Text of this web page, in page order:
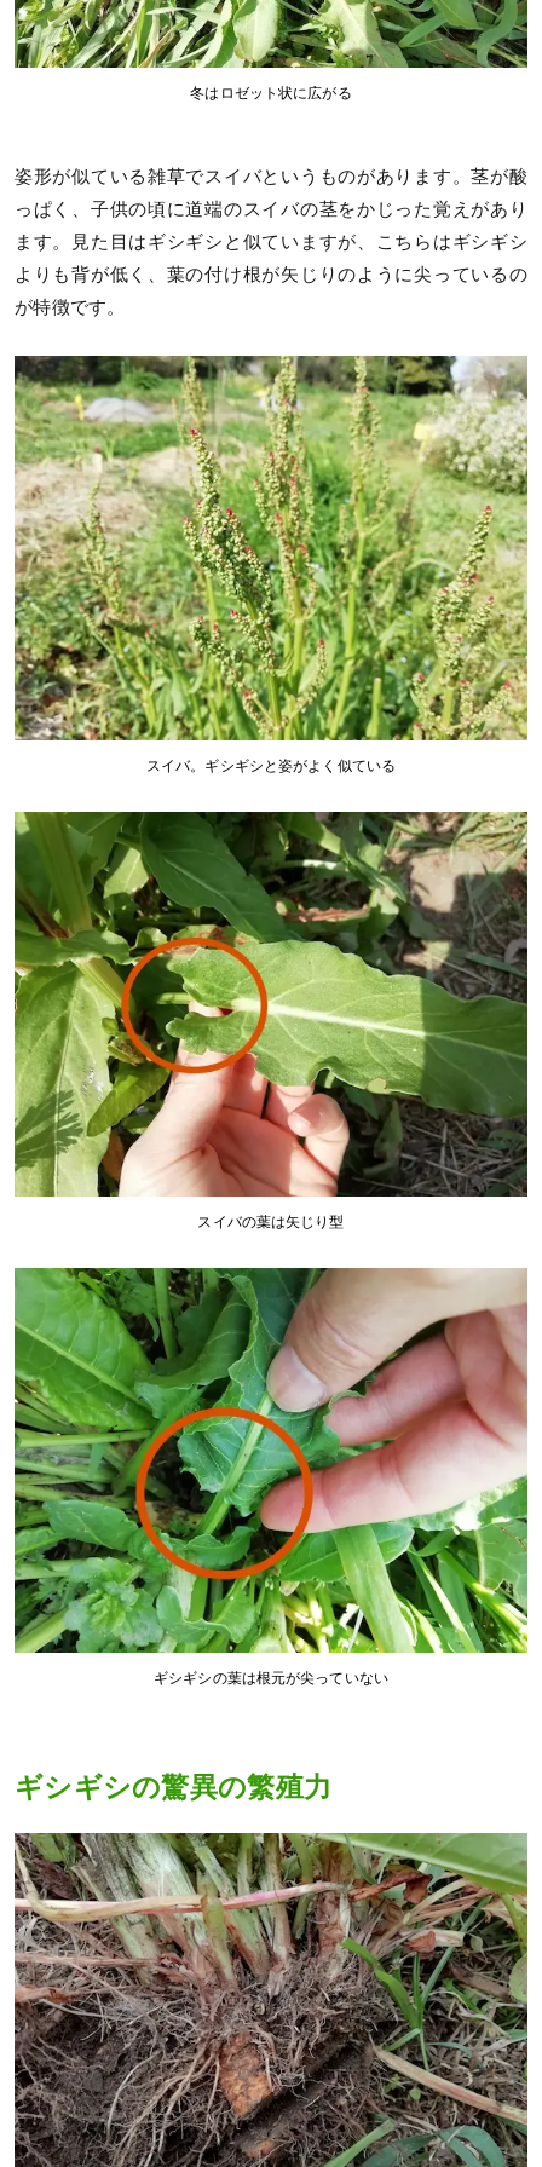
冬はロゼット状に広がる
姿形が似ている雑草でスイバというものがあります。茎が酸
っぱく、子供の頃に道端のスイバの茎をかじった覚えがあり
ます。見た目はギシギシと似ていますが、こちらはギシギシ
よりも背が低く、葉の付け根が矢じりのように尖っているの
が特徴です。
スイバ。ギシギシと姿がよく似ている
スイバの葉は矢じり型
ギシギシの葉は根元が尖っていない
ギシギシの驚異の繁殖力